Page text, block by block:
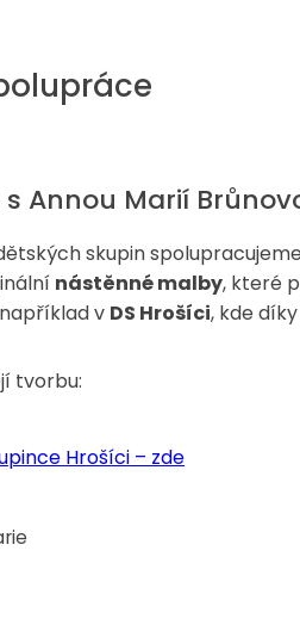
s Annou Marií
skupin
nástěnné malby, které
v DS Hrošíci, kde
tvorbu:
Hrošíci – zde